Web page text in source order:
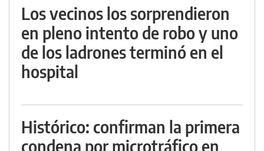
Los vecinos los sorprendieron
en pleno intento de robo y uno
de los ladrones terminó en el
hospital
Histórico: confirman la primera
condena por microtráfico en